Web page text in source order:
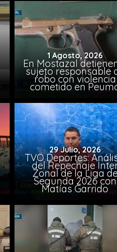
1 Agosto, 2026
En Mostazal
sujeto responsable
robo con violencia
cometido en
29 Julio, 2026
TVO Deportes:
del Repechaje
Zonal de la Liga
Segunda 2026 con
Matías Garrido